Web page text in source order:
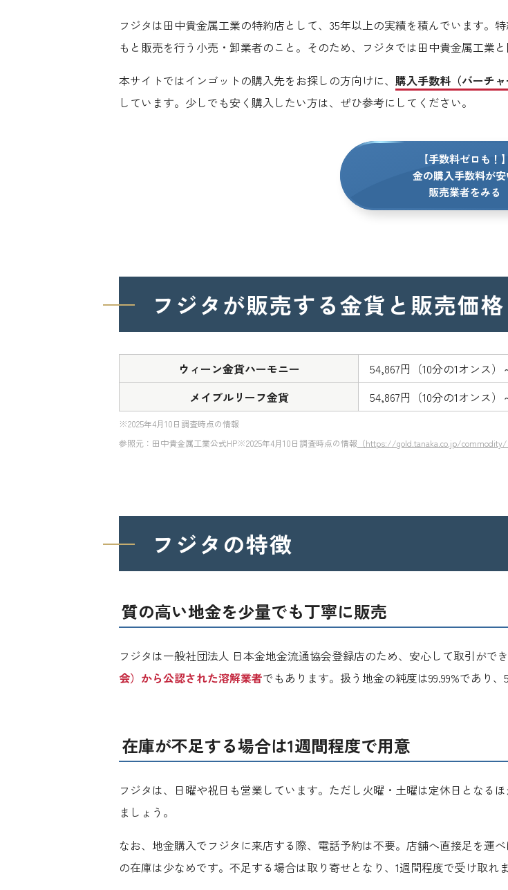
フジタは田中貴金属工業の特約店として、35年以上の実績を積んでいます。
もと販売を行う小売・卸業者のこと。そのため、フジタでは田中貴金属工業
本サイトではインゴットの購入先をお探しの方向けに、 購入手数料（バーチ
しています。少しでも安く購入したい方は、ぜひ参考にしてください。
【手数料ゼロも！】
金の購入手数料が安
販売業者をみる
フジタが販売する金貨と販売価格
ウィーン金貨ハーモニー
54,867円（10分の1オンス）
メイプルリーフ金貨
54,867円（10分の1オンス）
※2025年4月10日調査時点の情報
参照元：田中貴金属工業公式HP※2025年4月10日調査時点の情報 （https://gold.tanaka.co.jp/commodity/
フジタの特徴
質の高い地金を少量でも丁寧に販売
フジタは一般社団法人 日本金地金流通協会登録店のため、安心して取引がで
会）から公認された溶解業者でもあります。扱う地金の純度は99.99%であり
在庫が不足する場合は1週間程度で用意
フジタは、日曜や祝日も営業しています。ただし火曜・土曜は定休日となるほ
ましょう。
なお、地金購入でフジタに来店する際、電話予約は不要。店舗へ直接足を運
の在庫は少なめです。不足する場合は取り寄せとなり、1週間程度で受け取れま